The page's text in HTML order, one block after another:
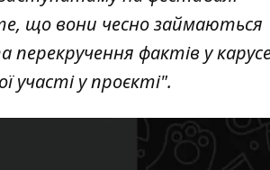
що вони чесно займаються
фактів у
участі у проєкті".